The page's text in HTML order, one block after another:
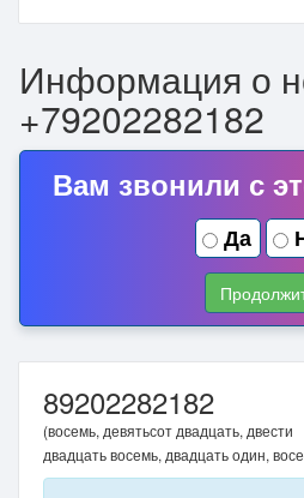
Информация о
+79202282182
Вам звонили с
Да
89202282182
(восемь, девятьсот двадцать, двести
двадцать восемь, двадцать один,